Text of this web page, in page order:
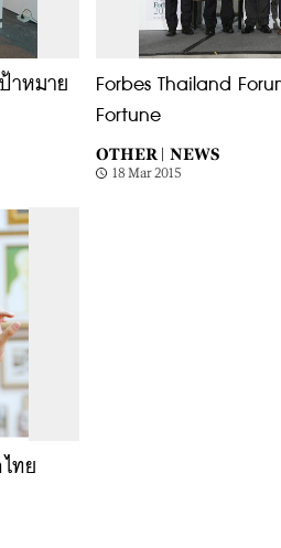
าหมาย
Forbes Thailand
Fortune
OTHER | NEWS
18 Mar 2015
ทย